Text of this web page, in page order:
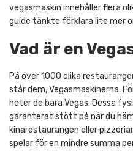
vegasmaskin innehåller flera
guide tänkte förklara lite mer
Vad är en
På över 1000 olika
står dem, Vegasmaskinerna.
heter de bara Vegas. Dessa
garanterat stött på när du
kinarestaurangen eller
spelar för en mindre summa